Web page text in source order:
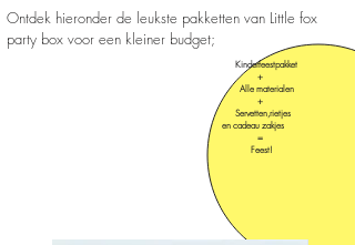
Kinderfeestpakket
+
Alle materialen
+
Servetten,rietjes
en cadeau zakjes
=
Feest!
Ontdek hieronder de leukste pakketten van Little fox
party box voor een kleiner budget;